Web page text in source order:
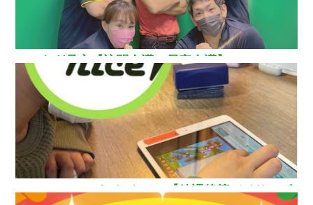
ひいらぎ足立【訪問介護・居宅介護】
How nice（ハウ ナイス）!【放課後等デイサービ